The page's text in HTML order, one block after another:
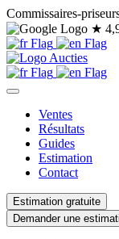
Commissaires-
★
Ventes
Résultats
Guides
Estimation
Contact
Estimation gratuite
Demander une